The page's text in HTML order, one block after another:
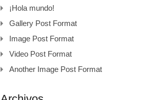
¡Hola mundo!
Gallery Post Format
Image Post Format
Video Post Format
Another Image Post Format